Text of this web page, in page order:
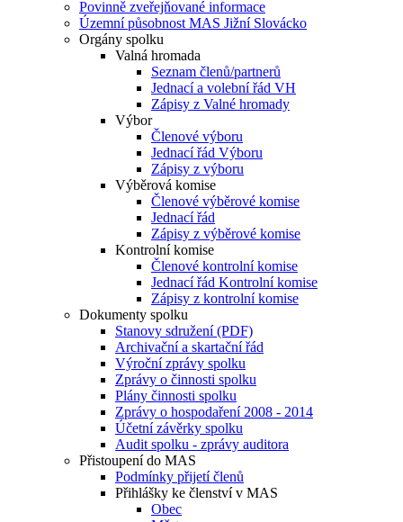
Povinně zveřejňované informace
Územní působnost MAS Jižní Slovácko
Orgány spolku
Valná hromada
Seznam členů/partnerů
Jednací a volební řád VH
Zápisy z Valné hromady
Výbor
Členové výboru
Jednací řád Výboru
Zápisy z výboru
Výběrová komise
Členové výběrové komise
Jednací řád
Zápisy z výběrové komise
Kontrolní komise
Členové kontrolní komise
Jednací řád Kontrolní komise
Zápisy z kontrolní komise
Dokumenty spolku
Stanovy sdružení (PDF)
Archivační a skartační řád
Výroční zprávy spolku
Zprávy o činnosti spolku
Plány činnosti spolku
Zprávy o hospodaření 2008 - 2014
Účetní závěrky spolku
Audit spolku - zprávy auditora
Přistoupení do MAS
Podmínky přijetí členů
Přihlášky ke členství v MAS
Obec